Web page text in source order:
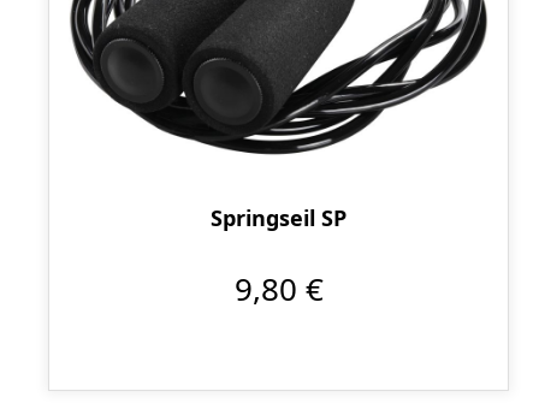
Springseil SP
9,80 €